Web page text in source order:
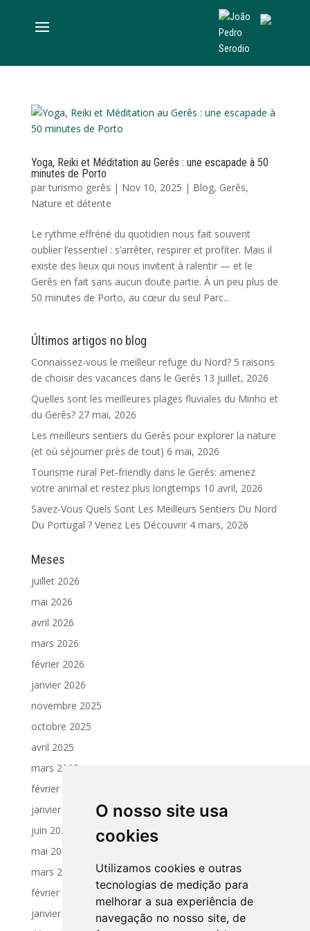
O nosso site usa
cookies
Utilizamos cookies e outras
tecnologias de medição para
melhorar a sua experiência de
navegação no nosso site, de
Yoga, Reiki et Méditation au Gerês : une escapade à 50
minutes de Porto
parturismo gerês | Nov 10, 2025 | Blog, Gerês,
Nature et détente
Le rythme effréné du quotidien nous fait souvent
oublier l’essentiel : s’arrêter, respirer et profiter. Mais il
existe des lieux qui nous invitent à ralentir — et le
Gerês en fait sans aucun doute partie. À un peu plus de
50 minutes de Porto, au cœur du seul Parc...
Últimos artigos no blog
Connaissez-vous le meilleur refuge du Nord? 5 raisons
de choisir des vacances dans le Gerês 13 juillet, 2026
Quelles sont les meilleures plages fluviales du Minho et
du Gerês? 27 mai, 2026
Les meilleurs sentiers du Gerês pour explorer la nature
(et où séjourner près de tout) 6 mai, 2026
Tourisme rural Pet-friendly dans le Gerês: amenez
votre animal et restez plus longtemps 10 avril, 2026
Savez-Vous Quels Sont Les Meilleurs Sentiers Du Nord
Du Portugal ? Venez Les Découvrir 4 mars, 2026
Meses
juillet 2026
mai 2026
avril 2026
mars 2026
février 2026
janvier 2026
novembre 2025
octobre 2025
avril 2025
mars 2025
février 2025
janvier 2025
juin 2024
mai 2024
mars 2024
février 2024
janvier 2024